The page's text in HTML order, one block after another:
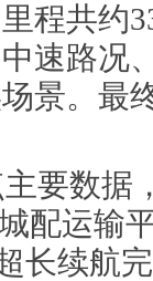
程共约
速路况
景。最
要数据
配运输
长续航